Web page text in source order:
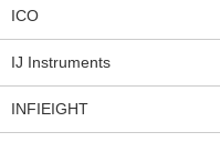
ICO
IJ Instruments
INFIEIGHT